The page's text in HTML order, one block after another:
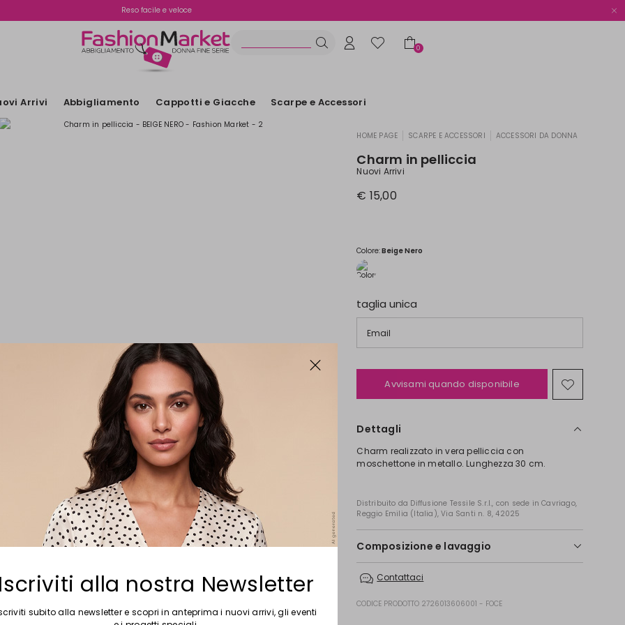
Reso facile e veloce
Spedizione gratuita oltre i €70
0
Arrivi Abbigliamento Cappotti e Giacche Scarpe e Accessori
HOME PAGE| SCARPE E ACCESSORI| ACCESSORI DA DONNA
Charm in pelliccia
Nuovi Arrivi
€ 15,00
Colore:Beige Nero
taglia unica
Email
Avvisami quando disponibile
Sposta
nella
Dettagli
Charm realizzato in vera pelliccia con
moschettone in metallo. Lunghezza 30 cm.
Distribuito da Diffusione Tessile S.r.l., con sede in Cavriago,
Reggio Emilia (Italia), Via Santi n. 8, 42025
Composizione e lavaggio
asciugare in tamburo; non stirare; non lavare a
usare metodi di lavaggio o pulitura a secco per
Contattaci
CODICE PRODOTTO 2726013606001 - FOCE
alla nostra Newsletter
subito alla newsletter e scopri in anteprima i nuovi arrivi, gli eventi